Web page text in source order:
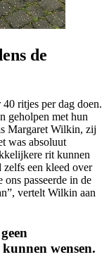
de
ritjes per dag doen.
geholpen met hun
Margaret Wilkin, zij
was absoluut
rit kunnen
een kleed over
passeerde in de
vertelt Wilkin aan
wensen.